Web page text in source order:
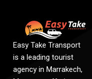
Easy Take Transport
is a leading tourist
agency in Marrakech,